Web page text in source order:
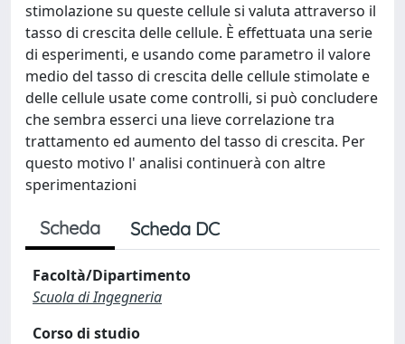
stimolazione su queste cellule si valuta attraverso il
tasso di crescita delle cellule. È effettuata una serie
di esperimenti, e usando come parametro il valore
medio del tasso di crescita delle cellule stimolate e
delle cellule usate come controlli, si può concludere
che sembra esserci una lieve correlazione tra
trattamento ed aumento del tasso di crescita. Per
questo motivo l' analisi continuerà con altre
sperimentazioni
Scheda Scheda DC
Facoltà/Dipartimento
Scuola di Ingegneria
Corso di studio